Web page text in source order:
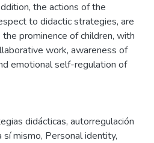
the actions of the
to didactic strategies, are
prominence of children, with
work, awareness of
emotional self-regulation of
didácticas, autorregulación
sí mismo, Personal identity,